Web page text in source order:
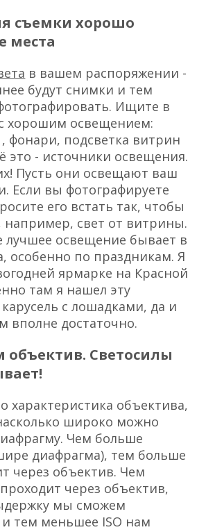
съемки хорошо
места
в вашем распоряжении -
будут снимки и тем
Ищите в
хорошим освещением:
фонари, подсветка витрин
это - источники освещения.
Пусть они освещают ваш
Если вы фотографируете
его встать так, чтобы
например, свет от витрины.
освещение бывает в
особенно по праздникам. Я
ярмарке на Красной
там я нашел эту
с лошадками, да и
вполне достаточно.
объектив. Светосилы
характеристика объектива,
широко можно
Чем больше
диафрагма), тем больше
через объектив. Чем
через объектив,
мы сможем
и тем меньшее ISO нам